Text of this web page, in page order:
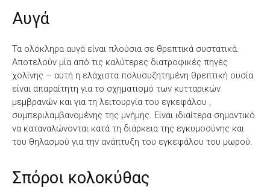
Αυγά
Τα ολόκληρα αυγά είναι πλούσια σε θρεπτικά συστατικά.
Αποτελούν μία από τις καλύτερες διατροφικές πηγές
χολίνης – αυτή η ελάχιστα πολυσυζητημένη θρεπτική ουσία
είναι απαραίτητη για το σχηματισμό των κυτταρικών
μεμβρανών και για τη λειτουργία του εγκεφάλου ,
συμπεριλαμβανομένης της μνήμης. Είναι ιδιαίτερα σημαντικό
να καταναλώνονται κατά τη διάρκεια της εγκυμοσύνης και
του θηλασμού για την ανάπτυξη του εγκεφάλου του μωρού.
Σπόροι κολοκύθας